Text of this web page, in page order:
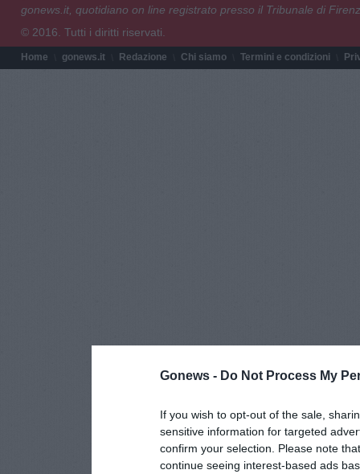
Gonews - Do Not Process My
If you wish to opt-out of the sale,
sensitive information for targeted
confirm your selection. Please note
continue seeing interest-based ads
gonews.it, quotidiano on line registrato presso il Tribunale di
© 2016. Tutti i diritti riservati.
Home gonews.it Redazione Chi siamo Termini e condizioni